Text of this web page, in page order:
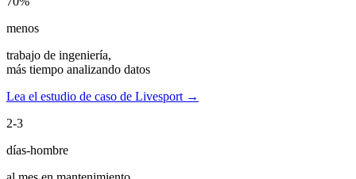
menos
trabajo de ingeniería,
más tiempo analizando datos
Lea el estudio de caso de Livesport →
2-3
días-hombre